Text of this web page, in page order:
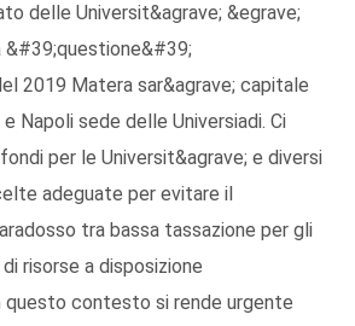
delle Universit&agrave; &egrave;
2019 Matera sar&agrave; capitale
Napoli sede delle Universiadi. Ci
per le Universit&agrave; e diversi
adeguate per evitare il
tra bassa tassazione per gli
risorse a disposizione
questo contesto si rende urgente